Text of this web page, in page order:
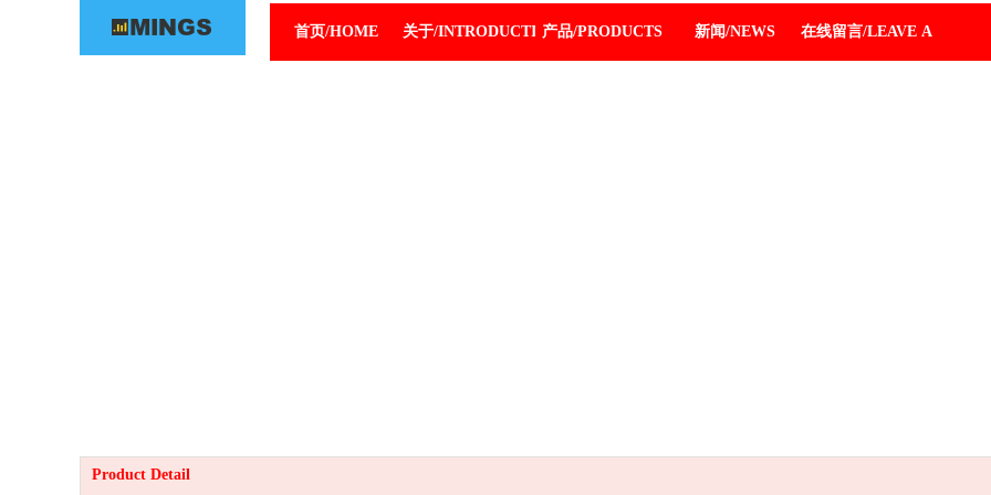
首页/HOME 关于/INTRODUCTION产品/PRODUCTS 新闻/NEWS 在线留言/LEAVE A
Product Detail